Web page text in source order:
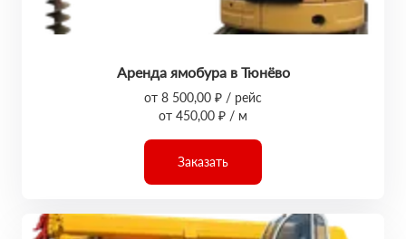
Аренда ямобура в Тюнёво
от 8 500,00 ₽ / рейс
от 450,00 ₽ / м
Заказать